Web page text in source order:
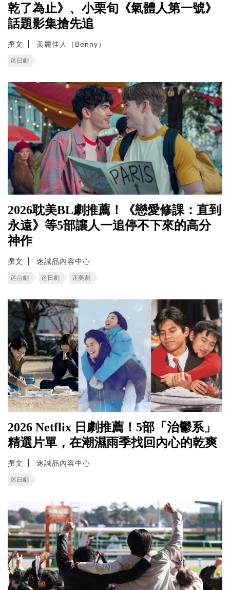
乾了為止》、小栗旬《氣體人第一號》
話題影集搶先追
撰文 美麗佳人（Benny）
迷日劇
2026耽美BL劇推薦！《戀愛修課：直到
永遠》等5部讓人一追停不下來的高分
神作
撰文 迷誠品內容中心
迷台劇 迷日劇 迷美劇
2026 Netflix 日劇推薦！5部「治鬱系」
精選片單，在潮濕雨季找回內心的乾爽
撰文 迷誠品內容中心
迷日劇